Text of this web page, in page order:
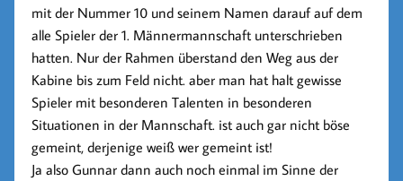
mit der Nummer 10 und seinem Namen darauf auf dem
alle Spieler der 1. Männermannschaft unterschrieben
hatten. Nur der Rahmen überstand den Weg aus der
Kabine bis zum Feld nicht. aber man hat halt gewisse
Spieler mit besonderen Talenten in besonderen
Situationen in der Mannschaft. ist auch gar nicht böse
gemeint, derjenige weiß wer gemeint ist!
Ja also Gunnar dann auch noch einmal im Sinne der